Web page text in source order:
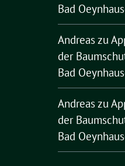
Bad
Andreas zu
der
Bad
Andreas zu
der
Bad